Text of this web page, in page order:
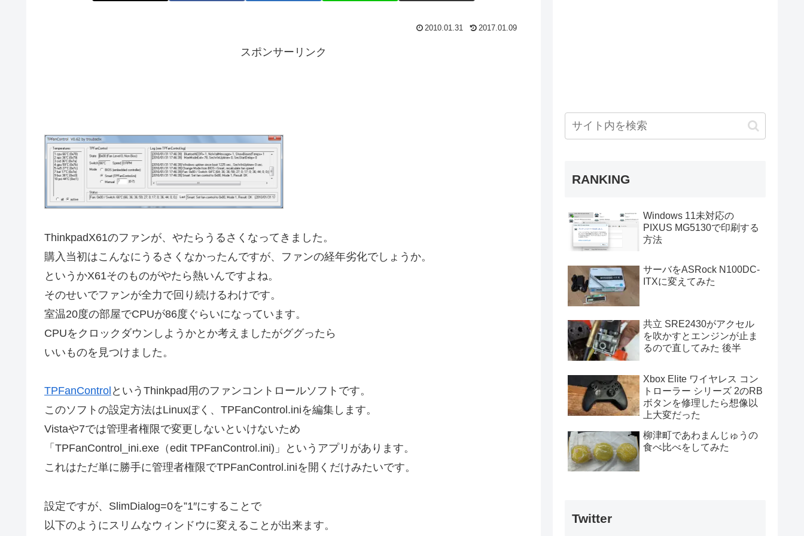
2010.01.31 2017.01.09
スポンサーリンク
ThinkpadX61のファンが、やたらうるさくなってきました。
購入当初はこんなにうるさくなかったんですが、ファンの経年劣化でしょうか。
というかX61そのものがやたら熱いんですよね。
そのせいでファンが全力で回り続けるわけです。
室温20度の部屋でCPUが86度ぐらいになっています。
CPUをクロックダウンしようかとか考えましたがググったら
いいものを見つけました。
TPFanControl というThinkpad用のファンコントロールソフトです。
このソフトの設定方法はLinuxぽく、TPFanControl.iniを編集します。
Vistaや7では管理者権限で変更しないといけないため
「TPFanControl_ini.exe（edit TPFanControl.ini)」というアプリがあります。
これはただ単に勝手に管理者権限でTPFanControl.iniを開くだけみたいです。
設定ですが、SlimDialog=0を”1″にすることで
以下のようにスリムなウィンドウに変えることが出来ます。
RANKING
Windows 11未対応の
PIXUS MG5130で印刷する
方法
サーバをASRock N100DC-
ITXに変えてみた
共立 SRE2430がアクセル
を吹かすとエンジンが止ま
るので直してみた 後半
Xbox Elite ワイヤレス コン
トローラー シリーズ 2のRB
ボタンを修理したら想像以
上大変だった
柳津町であわまんじゅうの
食べ比べをしてみた
Twitter